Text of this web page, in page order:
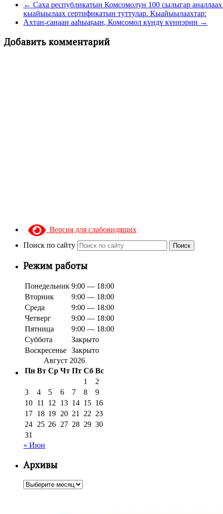
← Саха республикатын Комсомолун 100 сылыгар
кыайыылаах сертификатын туттулар. Кыайыылаахтар:
Ахтан-санаан ааһыаҕын, Комсомол күндү күннэрин →
Добавить комментарий
Версия для слабовидящих
Поиск по сайту
Поиск
Режим работы
Понедельник 9:00 — 18:00
Вторник
9:00 — 18:00
Среда
9:00 — 18:00
Четверг
9:00 — 18:00
Пятница
9:00 — 18:00
Суббота
Закрыто
Воскресенье Закрыто
Август 2026
Пн Вт Ср Чт Пт Сб Вс
1
2
3
4 5 6 7 8
9
10 11 12 13 14 15 16
17 18 19 20 21 22 23
24 25 26 27 28 29 30
31
« Июн
Архивы
Архивы